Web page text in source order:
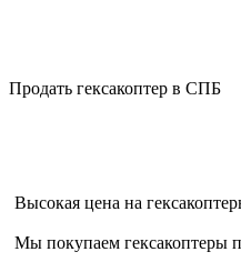
Продать гексакоптер в СПБ
Высокая цена на
Мы покупаем гексакоптеры